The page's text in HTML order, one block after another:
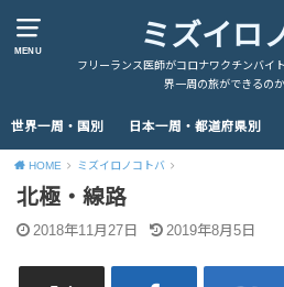
MENU ミズイロ
フリーランス医師がコロナワクチンバイ
界一周の旅ができるの
世界一周・国別 日本一周・都道府県別
HOME ミズイロノコトバ
北極・線路
2018年11月27日 2019年8月5日